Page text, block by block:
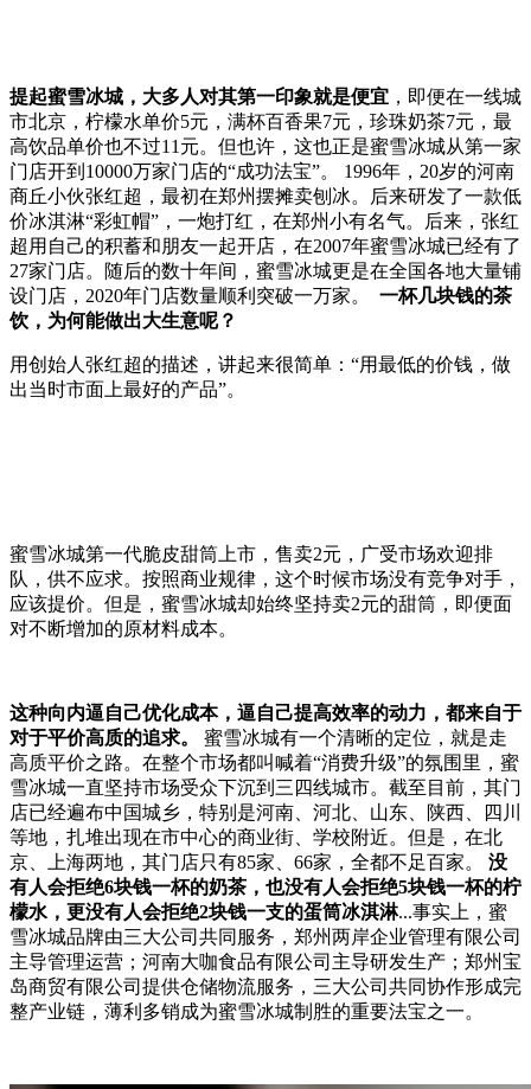
提起蜜雪冰城，大多人对其第一印象就是便宜 ，即便在一线城
市北京，柠檬水单价5元，满杯百香果7元，珍珠奶茶7元，最
高饮品单价也不过11元。但也许，这也正是蜜雪冰城从第一家
门店开到10000万家门店的“成功法宝”。 1996年，20岁的河南
商丘小伙张红超，最初在郑州摆摊卖刨冰。后来研发了一款低
价冰淇淋“彩虹帽”，一炮打红，在郑州小有名气。后来，张红
超用自己的积蓄和朋友一起开店，在2007年蜜雪冰城已经有了
27家门店。随后的数十年间，蜜雪冰城更是在全国各地大量铺
设门店，2020年门店数量顺利突破一万家。 一杯几块钱的茶
饮，为何能做出大生意呢？
用创始人张红超的描述，讲起来很简单：“用最低的价钱，做
出当时市面上最好的产品”。
蜜雪冰城第一代脆皮甜筒上市，售卖2元，广受市场欢迎排
队，供不应求。按照商业规律，这个时候市场没有竞争对手，
应该提价。但是，蜜雪冰城却始终坚持卖2元的甜筒，即便面
对不断增加的原材料成本。
这种向内逼自己优化成本，逼自己提高效率的动力，都来自于
对于平价高质的追求。
蜜雪冰城有一个清晰的定位，就是走
高质平价之路。在整个市场都叫喊着“消费升级”的氛围里，蜜
雪冰城一直坚持市场受众下沉到三四线城市。截至目前，其门
店已经遍布中国城乡，特别是河南、河北、山东、陕西、四川
等地，扎堆出现在市中心的商业街、学校附近。但是，在北
京、上海两地，其门店只有85家、66家，全都不足百家。 没
有人会拒绝6块钱一杯的奶茶，也没有人会拒绝5块钱一杯的柠
檬水，更没有人会拒绝2块钱一支的蛋筒冰淇淋...事实上，蜜
雪冰城品牌由三大公司共同服务，郑州两岸企业管理有限公司
主导管理运营；河南大咖食品有限公司主导研发生产；郑州宝
岛商贸有限公司提供仓储物流服务，三大公司共同协作形成完
整产业链，薄利多销成为蜜雪冰城制胜的重要法宝之一。